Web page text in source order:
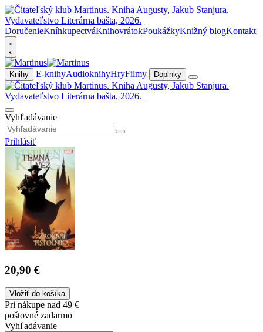
DoručenieKníhkupectváKnihovrátokPoukážkyKnižný blogKontakt
Knihy E-knihyAudioknihyHryFilmy Doplnky
Vyhľadávanie
Prihlásiť
20,90 €
Vložiť do košíka
Pri nákupe nad 49 €
poštovné zadarmo
Vyhľadávanie